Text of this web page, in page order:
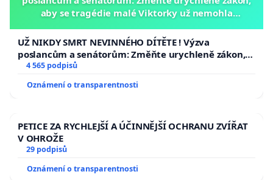
aby se tragédie malé Viktorky už nemohla
UŽ NIKDY SMRT NEVINNÉHO DÍTĚTE ! Výzva
poslancům a senátorům: Změňte urychleně zákon,
aby se tragédie malé Viktorky už nemohla opakovat!
4 565 podpisů
Oznámení o transparentnosti
PETICE ZA RYCHLEJŠÍ A ÚČINNĚJŠÍ OCHRANU ZVÍŘAT
V OHROŽE
29 podpisů
Oznámení o transparentnosti